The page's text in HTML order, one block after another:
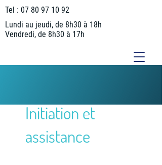
Tel : 07 80 97 10 92
Lundi au jeudi, de 8h30 à 18h
Vendredi, de 8h30 à 17h
Initiation et
assistance